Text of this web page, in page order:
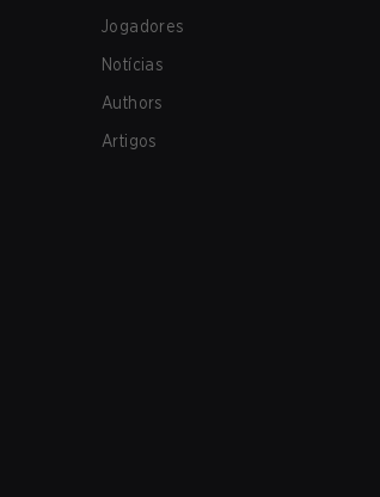
Jogadores
Notícias
Authors
Artigos